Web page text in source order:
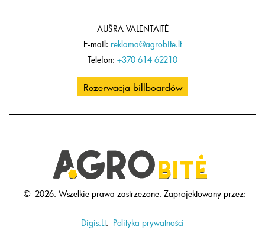
AUŠRA VALENTAITĖ
E-mail: reklama@agrobite.lt
Telefon: +370 614 62210
Rezerwacja billboardów
© 2026. Wszelkie prawa zastrzeżone. Zaprojektowany przez:
Digis.Lt. Polityka prywatności